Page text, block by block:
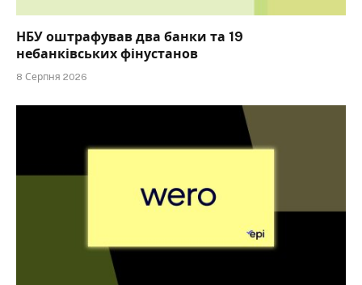
НБУ оштрафував два банки та 19
небанківських фінустанов
8 Серпня 2026